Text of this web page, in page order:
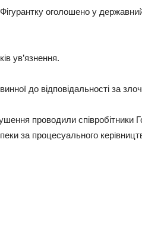
оголошено у
ув’язнення.
до відповідальності за
проводили співробітники
за процесуального